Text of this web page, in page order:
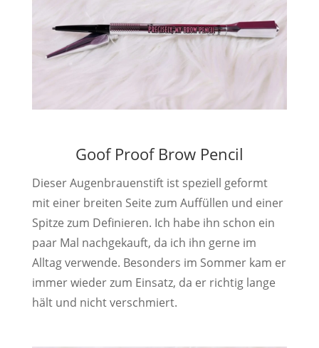
Goof Proof Brow Pencil
Dieser Augenbrauenstift ist speziell geformt
mit einer breiten Seite zum Auffüllen und einer
Spitze zum Definieren. Ich habe ihn schon ein
paar Mal nachgekauft, da ich ihn gerne im
Alltag verwende. Besonders im Sommer kam er
immer wieder zum Einsatz, da er richtig lange
hält und nicht verschmiert.